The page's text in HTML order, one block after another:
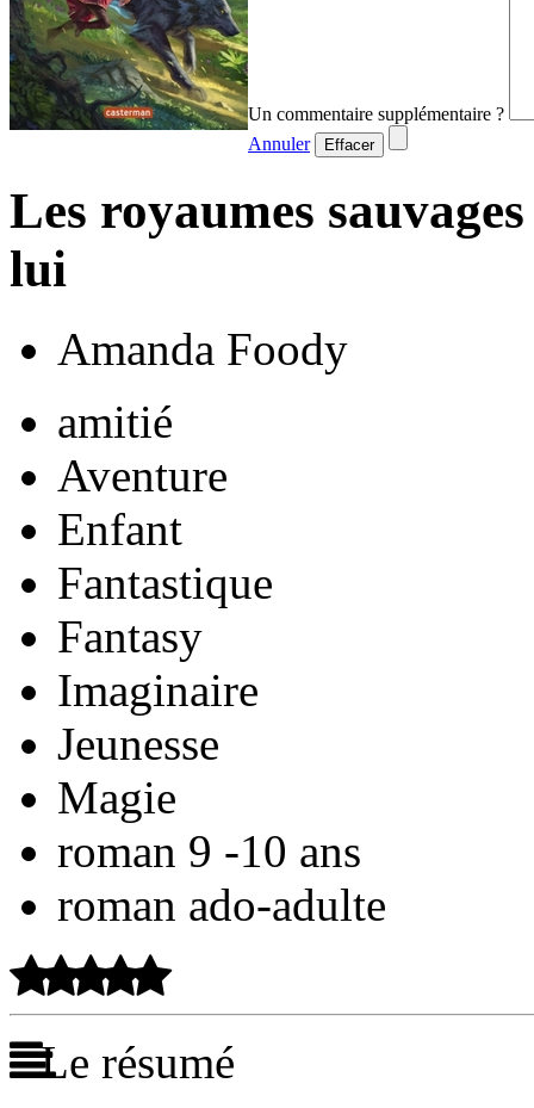
Un commentaire supplémentaire ?
Annuler
Effacer
Les royaumes
lui
Amanda Foody
amitié
Aventure
Enfant
Fantastique
Fantasy
Imaginaire
Jeunesse
Magie
roman 9 -10 ans
roman ado-adulte
Le résumé